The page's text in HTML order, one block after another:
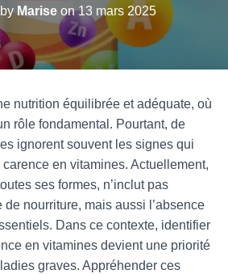
byMarise on13 mars 2025
nutrition équilibrée et adéquate, où
rôle fondamental. Pourtant, de
ignorent souvent les signes qui
en vitamines. Actuellement,
ses formes, n’inclut pas
nourriture, mais aussi l’absence
Dans ce contexte, identifier
en vitamines devient une priorité
graves. Appréhender ces